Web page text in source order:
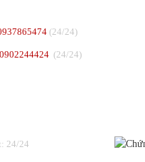
(24/24)
0902244424 (24/24)
24/24